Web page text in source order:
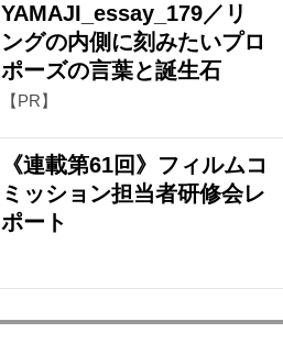
YAMAJI_essay_179／リ
ングの内側に刻みたいプロ
ポーズの言葉と誕生石
【PR】
《連載第61回》フィルムコ
ミッション担当者研修会レ
ポート